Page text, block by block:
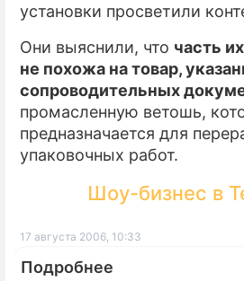
установки просветили
Они выяснили, что часть
не похожа на товар,
сопроводительных
промасленную ветошь,
предназначается для
упаковочных работ.
Шоу-бизнес в
17 августа 2006, 10:33
Подробнее